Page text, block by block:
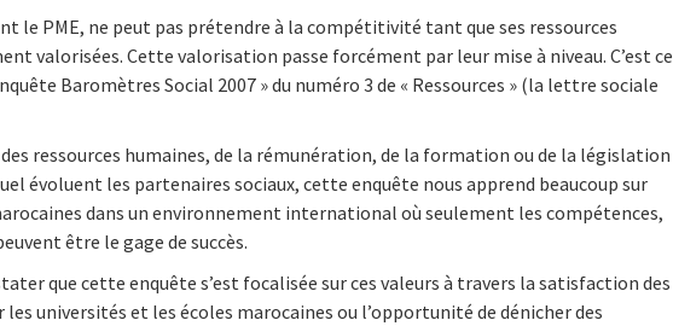
le PME, ne peut pas prétendre à la compétitivité tant que ses ressources
valorisées. Cette valorisation passe forcément par leur mise à niveau. C’est ce
Baromètres Social 2007 » du numéro 3 de « Ressources » (la lettre sociale
ressources humaines, de la rémunération, de la formation ou de la législation
évoluent les partenaires sociaux, cette enquête nous apprend beaucoup sur
dans un environnement international où seulement les compétences,
être le gage de succès.
que cette enquête s’est focalisée sur ces valeurs à travers la satisfaction des
les universités et les écoles marocaines ou l’opportunité de dénicher des